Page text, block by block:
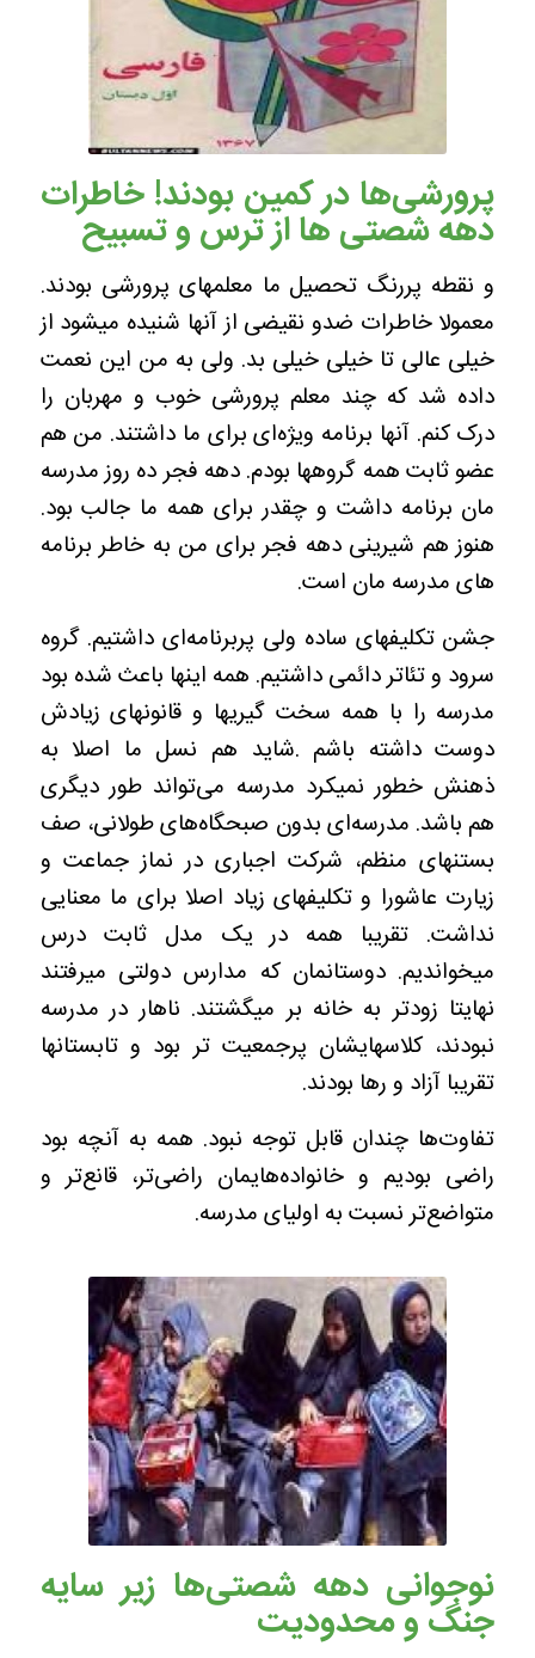
پرورشی‌ها در کمین بودند! خاطرات
دهه‌ شصتی‌ ها از ترس و تسبیح
و نقطه پررنگ تحصیل ما معلمهای پرورشی بودند.
معمولا خاطرات ضدو نقیضی از آنها شنیده میشود از
خیلی عالی تا خیلی خیلی بد. ولی به من این نعمت
داده شد که چند معلم پرورشی خوب و مهربان را
درک کنم. آنها برنامه ویژه‌ای برای ما داشتند. من هم
عضو ثابت همه گروهها بودم. دهه فجر ده روز مدرسه
مان برنامه داشت و چقدر برای همه ما جالب بود.
هنوز هم شیرینی دهه فجر برای من به خاطر برنامه
های مدرسه مان است.
جشن تکلیفهای ساده ولی پربرنامه‌ای داشتیم. گروه
سرود و تئاتر دائمی داشتیم. همه اینها باعث شده بود
مدرسه را با همه سخت گیریها و قانونهای زیادش
دوست داشته باشم .شاید هم نسل ما اصلا به
ذهنش خطور نمیکرد مدرسه می‌تواند طور دیگری
هم باشد. مدرسه‌ای بدون صبحگاه‌های طولانی، صف
بستنهای منظم، شرکت اجباری در نماز جماعت و
زیارت عاشورا و تکلیفهای زیاد اصلا برای ما معنایی
نداشت. تقریبا همه در یک مدل ثابت درس
میخواندیم. دوستانمان که مدارس دولتی میرفتند
نهایتا زودتر به خانه بر میگشتند. ناهار در مدرسه
نبودند، کلاسهایشان پرجمعیت تر بود و تابستانها
تقریبا آزاد و رها بودند.
تفاوت‌ها چندان قابل توجه نبود. همه به آنچه بود
راضی بودیم و خانواده‌هایمان راضی‌تر، قانع‌تر و
متواضع‌تر نسبت به اولیای مدرسه.
نوجوانی دهه شصتی‌ها زیر سایه
جنگ و محدودیت